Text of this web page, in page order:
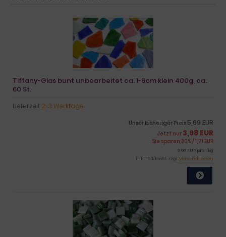
Tiffany-Glas bunt unbearbeitet ca. 1-6cm klein 400g, ca.
60 St.
Lieferzeit:2-3 Werktage
Unser bisheriger Preis 5,69 EUR
Jetzt nur 3,98 EUR
Sie sparen 30% / 1,71 EUR
9,96 EUR pro 1 kg
inkl. 19 % MwSt. zzgl.Versandkosten